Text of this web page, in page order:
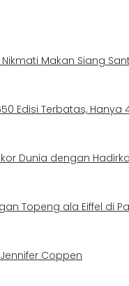
Makan Siang
Edisi Terbatas, Hanya
Dunia dengan
Topeng ala Eiffel di
Coppen